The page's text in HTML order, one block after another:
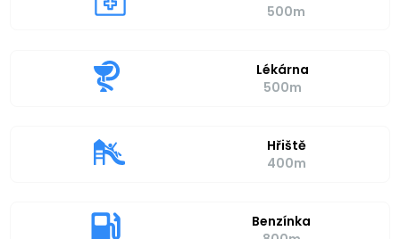
500m
Lékárna
500m
Hřiště
400m
Benzínka